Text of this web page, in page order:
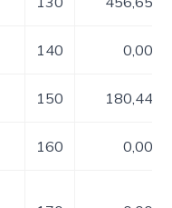
140 0,00
150 180,44
160 0,00